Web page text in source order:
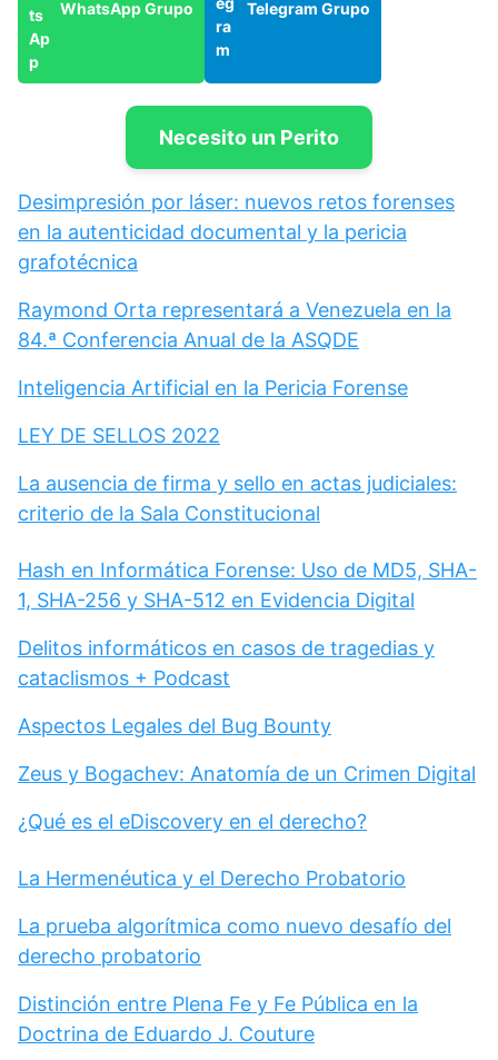
WhatsApp Grupo Telegram Grupo
Necesito un Perito
Desimpresión por láser: nuevos retos forenses
en la autenticidad documental y la pericia
grafotécnica
Raymond Orta representará a Venezuela en la
84.ª Conferencia Anual de la ASQDE
Inteligencia Artificial en la Pericia Forense
LEY DE SELLOS 2022
La ausencia de firma y sello en actas judiciales:
criterio de la Sala Constitucional
Hash en Informática Forense: Uso de MD5, SHA-
1, SHA-256 y SHA-512 en Evidencia Digital
Delitos informáticos en casos de tragedias y
cataclismos + Podcast
Aspectos Legales del Bug Bounty
Zeus y Bogachev: Anatomía de un Crimen Digital
¿Qué es el eDiscovery en el derecho?
La Hermenéutica y el Derecho Probatorio
La prueba algorítmica como nuevo desafío del
derecho probatorio
Distinción entre Plena Fe y Fe Pública en la
Doctrina de Eduardo J. Couture